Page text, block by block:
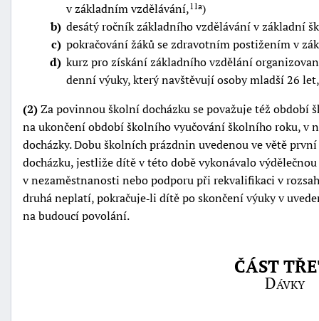
v základním vzdělávání,11a)
b desátý ročník základního vzdělávání v základní
c pokračování žáků se zdravotním postižením v
d kurz pro získání základního vzdělání
denní výuky, který navštěvují osoby mladší 26
(2)Za povinnou školní docházku se považuje též
na ukončení období školního vyučování školního roku, v
docházky. Dobu školních prázdnin uvedenou ve větě
docházku, jestliže dítě v této době vykonávalo
v nezaměstnanosti nebo podporu při rekvalifikaci v
druhá neplatí, pokračuje‑li dítě po skončení výuky v
na budoucí povolání.
ČÁST
Dávky